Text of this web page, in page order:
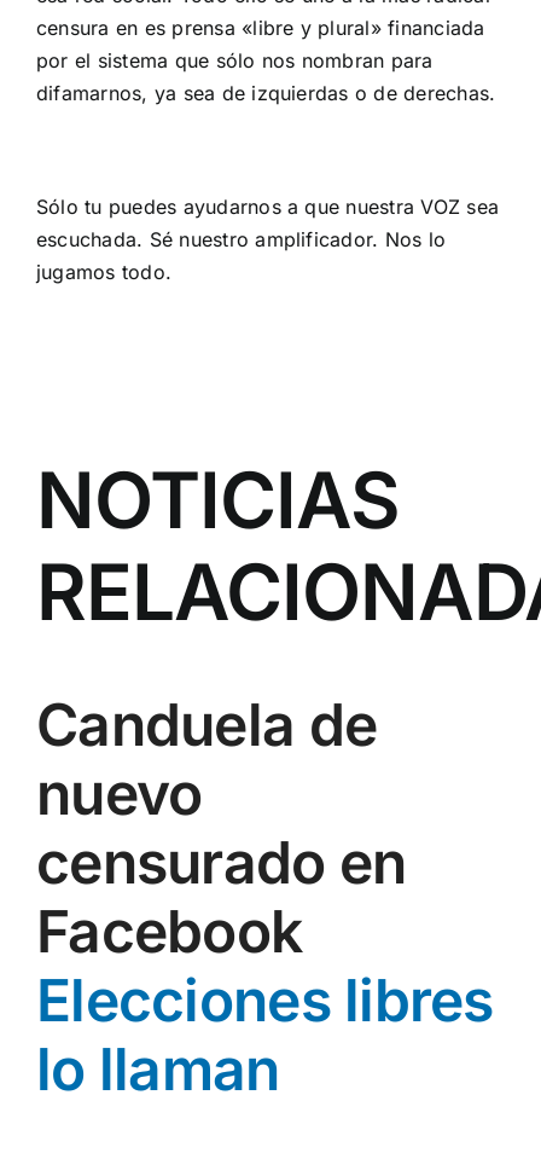
censura en es prensa «libre y plural» financiada
por el sistema que sólo nos nombran para
difamarnos, ya sea de izquierdas o de derechas.
Sólo tu puedes ayudarnos a que nuestra VOZ sea
escuchada. Sé nuestro amplificador. Nos lo
jugamos todo.
NOTICIAS
Canduela de
nuevo
censurado en
Facebook
Elecciones libres
lo llaman